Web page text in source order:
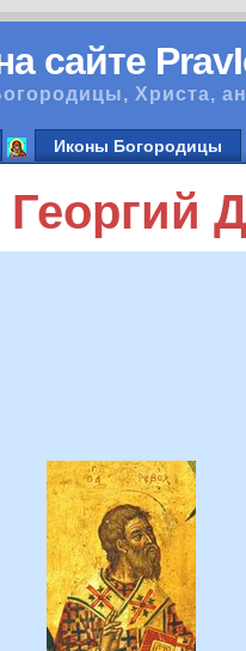
сайте
Христа,
Иконы Богородицы
Георгий